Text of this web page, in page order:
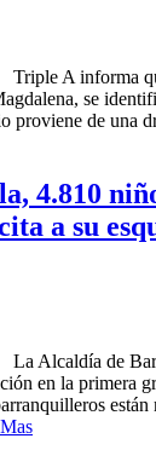
A informa
se
proviene de una
4.810
a su
Alcaldía de
en la primera
están